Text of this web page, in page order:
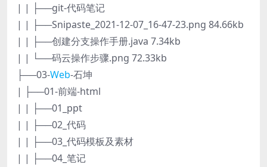
| | ├──git-代码笔记
| | ├──Snipaste_2021-12-07_16-47-23.png 84.66kb
| | ├──创建分支操作手册.java 7.34kb
| | └──码云操作步骤.png 72.33kb
├──03-Web-石坤
| ├──01-前端-html
| | ├──01_ppt
| | ├──02_代码
| | ├──03_代码模板及素材
| | ├──04_笔记